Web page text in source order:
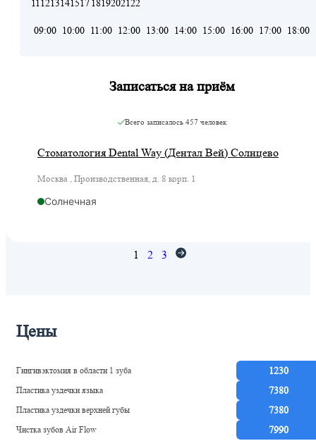
1112131415171819202122
09:00 10:00 11:00 12:00 13:00 14:00 15:00 16:00 17:00 18:00
Записаться на приём
Всего записалось 457 человек
Стоматология Dental Way (Дентал Вей) Солнцево
Москва , Производственная, д. 8 корп. 1
Солнечная
1 2 3
Цены
Гингивэктомия в области 1 зуба 1230
Пластика уздечки языка 7380
Пластика уздечки верхней губы 7380
Чистка зубов Air Flow 7990